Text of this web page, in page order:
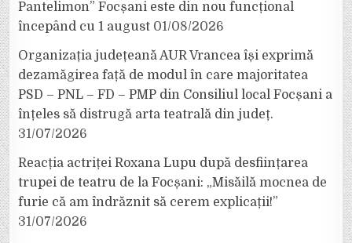
Pantelimon” Focșani este din nou funcțional
începând cu 1 august 01/08/2026
Organizația județeană AUR Vrancea își exprimă
dezamăgirea față de modul în care majoritatea
PSD – PNL – FD – PMP din Consiliul local Focșani a
înțeles să distrugă arta teatrală din județ.
31/07/2026
Reacția actriței Roxana Lupu după desființarea
trupei de teatru de la Focșani: „Misăilă mocnea de
furie că am îndrăznit să cerem explicații!”
31/07/2026